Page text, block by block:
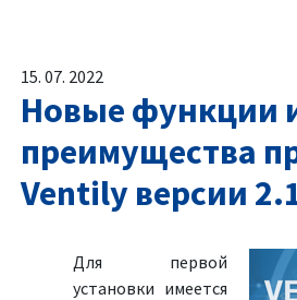
15. 07. 2022
Новые функции
преимущества
Ventily версии
Для первой
установки имеется